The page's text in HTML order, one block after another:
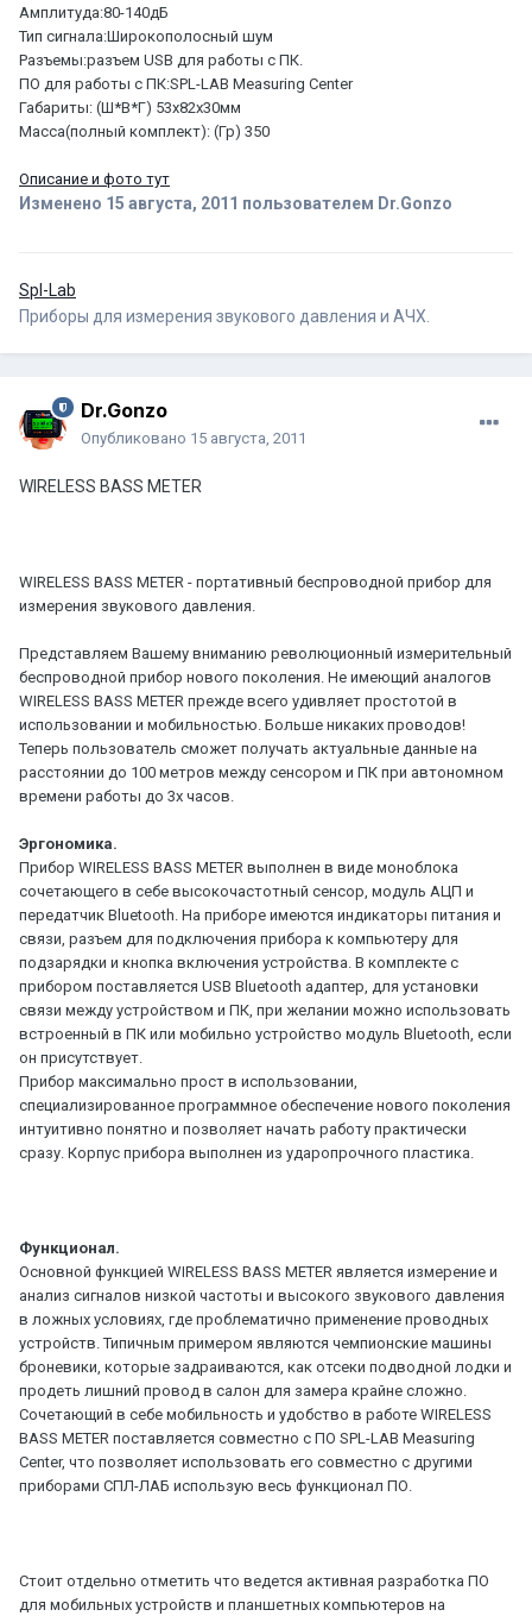
Амплитуда:80-140дБ
Тип сигнала:Широкополосный шум
Разъемы:разъем USB для работы с ПК.
ПО для работы с ПК:SPL-LAB Measuring Center
Габариты: (Ш*В*Г) 53х82х30мм
Масса(полный комплект): (Гр) 350
Описание и фото тут
Изменено 15 августа, 2011 пользователем Dr.Gonzo
Spl-Lab
Приборы для измерения звукового давления и АЧХ.
Dr.Gonzo
Опубликовано 15 августа, 2011
WIRELESS BASS METER
WIRELESS BASS METER - портативный беспроводной прибор для
измерения звукового давления.
Представляем Вашему вниманию революционный измерительный
беспроводной прибор нового поколения. Не имеющий аналогов
WIRELESS BASS METER прежде всего удивляет простотой в
использовании и мобильностью. Больше никаких проводов!
Теперь пользователь сможет получать актуальные данные на
расстоянии до 100 метров между сенсором и ПК при автономном
времени работы до 3х часов.
Эргономика.
Прибор WIRELESS BASS METER выполнен в виде моноблока
сочетающего в себе высокочастотный сенсор, модуль АЦП и
передатчик Bluetooth. На приборе имеются индикаторы питания и
связи, разъем для подключения прибора к компьютеру для
подзарядки и кнопка включения устройства. В комплекте с
прибором поставляется USB Bluetooth адаптер, для установки
связи между устройством и ПК, при желании можно использовать
встроенный в ПК или мобильно устройство модуль Bluetooth, если
он присутствует.
Прибор максимально прост в использовании,
специализированное программное обеспечение нового поколения
интуитивно понятно и позволяет начать работу практически
сразу. Корпус прибора выполнен из ударопрочного пластика.
Функционал.
Основной функцией WIRELESS BASS METER является измерение и
анализ сигналов низкой частоты и высокого звукового давления
в ложных условиях, где проблематично применение проводных
устройств. Типичным примером являются чемпионские машины
броневики, которые задраиваются, как отсеки подводной лодки и
продеть лишний провод в салон для замера крайне сложно.
Сочетающий в себе мобильность и удобство в работе WIRELESS
BASS METER поставляется совместно с ПО SPL-LAB Measuring
Center, что позволяет использовать его совместно с другими
приборами СПЛ-ЛАБ использую весь функционал ПО.
Стоит отдельно отметить что ведется активная разработка ПО
для мобильных устройств и планшетных компьютеров на